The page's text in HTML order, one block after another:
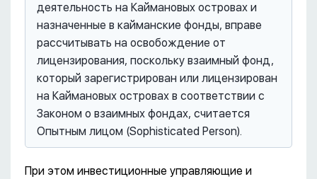
деятельность на Каймановых островах и
назначенные в кайманские фонды, вправе
рассчитывать на освобождение от
лицензирования, поскольку взаимный фонд,
который зарегистрирован или лицензирован
на Каймановых островах в соответствии с
Законом о взаимных фондах, считается
Опытным лицом (Sophisticated Person).
При этом инвестиционные управляющие и